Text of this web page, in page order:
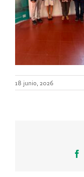
18 junio, 2026